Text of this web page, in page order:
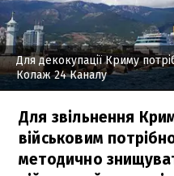
Для декокупації Криму
Колаж 24 Каналу
Для звільнення
військовим
методично